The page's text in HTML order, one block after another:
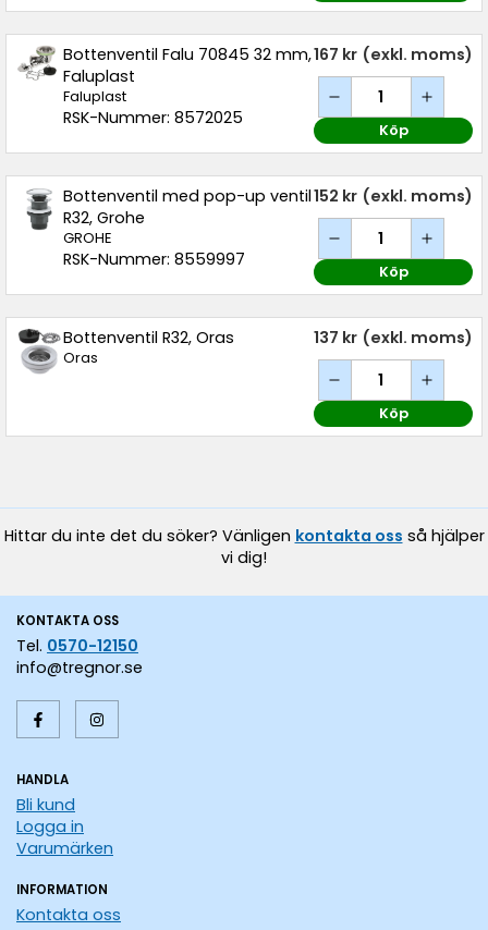
Bottenventil Falu 70845 32 mm,
Faluplast
Faluplast
RSK-Nummer: 8572025
167 kr (exkl. moms)
Köp
Bottenventil med pop-up ventil
R32, Grohe
GROHE
RSK-Nummer: 8559997
152 kr (exkl. moms)
Köp
Bottenventil R32, Oras
Oras
137 kr (exkl. moms)
Köp
Hittar du inte det du söker? Vänligen kontakta oss så hjälper
vi dig!
KONTAKTA OSS
Tel. 0570-12150
info@tregnor.se
HANDLA
Bli kund
Logga in
Varumärken
INFORMATION
Kontakta oss